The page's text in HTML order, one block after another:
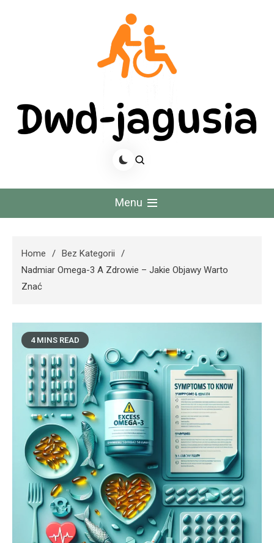
Dwd Jagusia
Menu
Home
Bez Kategorii
Nadmiar Omega-3 A Zdrowie – Jakie Objawy Warto
Znać
4 MINS READ